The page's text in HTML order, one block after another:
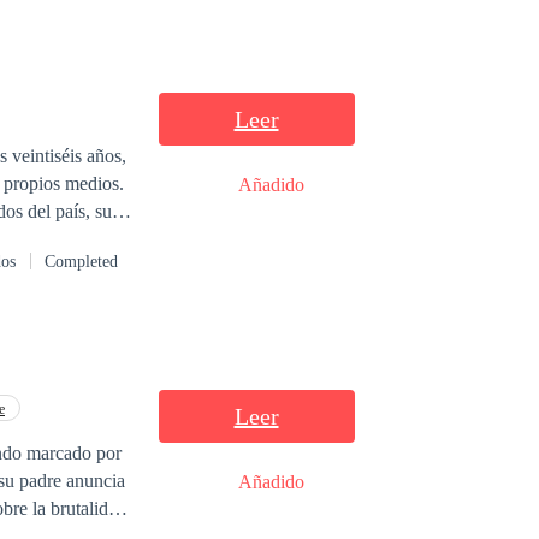
años,
medios.
del país, su
la persigue
personas
Pero
amenaza
Completed
Leer
Añadido
marcado por
padre anuncia
la brutalidad
Leer
Añadido